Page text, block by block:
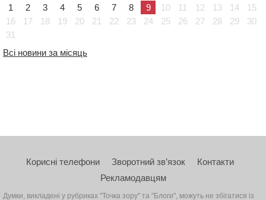
1
2 3 4 5 6 7 8 9 10 11 12 13 14
15
16
17 18 19 20 21 22 23 24 25 26 27 28 29
30
31
Всі новини за місяць
Корисні телефони Зворотний зв’язок
Контакти
Рекламодавцям
Думки, викладені у рубриках "Точка зору" та "Блоги", можуть не збігатися із